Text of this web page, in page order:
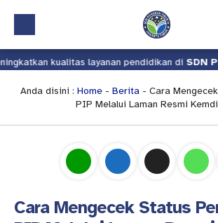
Beranda
Profil
kualitas layanan pendidikan diSDN
Anda disini : Home- Berita- Cara
PIP Melalui Laman Resmi
Cara Mengecek Status